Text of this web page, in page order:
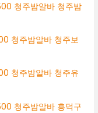
청주밤알바 청주밤
청주밤알바 청주보
청주밤알바 청주유
청주밤알바 흥덕구